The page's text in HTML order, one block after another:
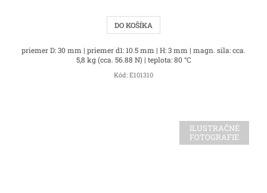
DO KOŠÍKA
priemer D: 30 mm | priemer d1: 10.5 mm | H: 3 mm | magn. sila: cca.
5,8 kg (cca. 56.88 N) | teplota: 80 °C
Kód: E101310
ILUSTRAČNÉ
FOTOGRAFIE